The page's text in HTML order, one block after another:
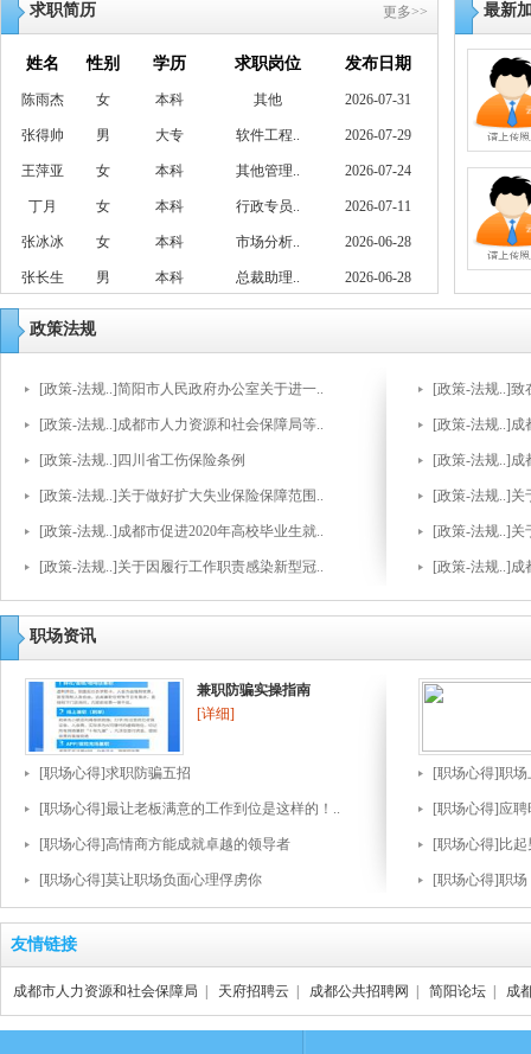
更多>>
求职简历
姓名 性别 学历 求职岗位 发布日期
陈雨杰 女 本科 其他 2026-07-31
张得帅 男 大专 软件工程.. 2026-07-29
王萍亚 女 本科 其他管理.. 2026-07-24
丁月 女 本科 行政专员.. 2026-07-11
张冰冰 女 本科 市场分析.. 2026-06-28
张长生 男 本科 总裁助理.. 2026-06-28
最新
政策法规
[政策-法规..]简阳市人民政府办公室关于进一..
[政策-法规..]成都市人力资源和社会保障局等..
[政策-法规..]四川省工伤保险条例
[政策-法规..]关于做好扩大失业保险保障范围..
[政策-法规..]成都市促进2020年高校毕业生就..
[政策-法规..]关于因履行工作职责感染新型冠..
[政策-法规..]致
[政策-法规..]成
[政策-法规..]成
[政策-法规..]关
[政策-法规..]关
[政策-法规..]成
职场资讯
兼职防骗实操指南
[详细]
[职场心得]求职防骗五招
[职场心得]最让老板满意的工作到位是这样的！..
[职场心得]高情商方能成就卓越的领导者
[职场心得]莫让职场负面心理俘虏你
[职场心得]职
[职场心得]应
[职场心得]比
[职场心得]职
友情链接
成都市人力资源和社会保障局 天府招聘云 成都公共招聘网 简阳论坛 成